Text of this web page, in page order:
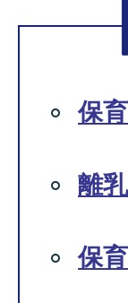
保
離
保